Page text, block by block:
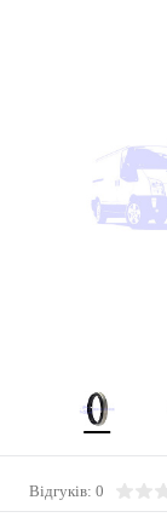
Відгуків: 0